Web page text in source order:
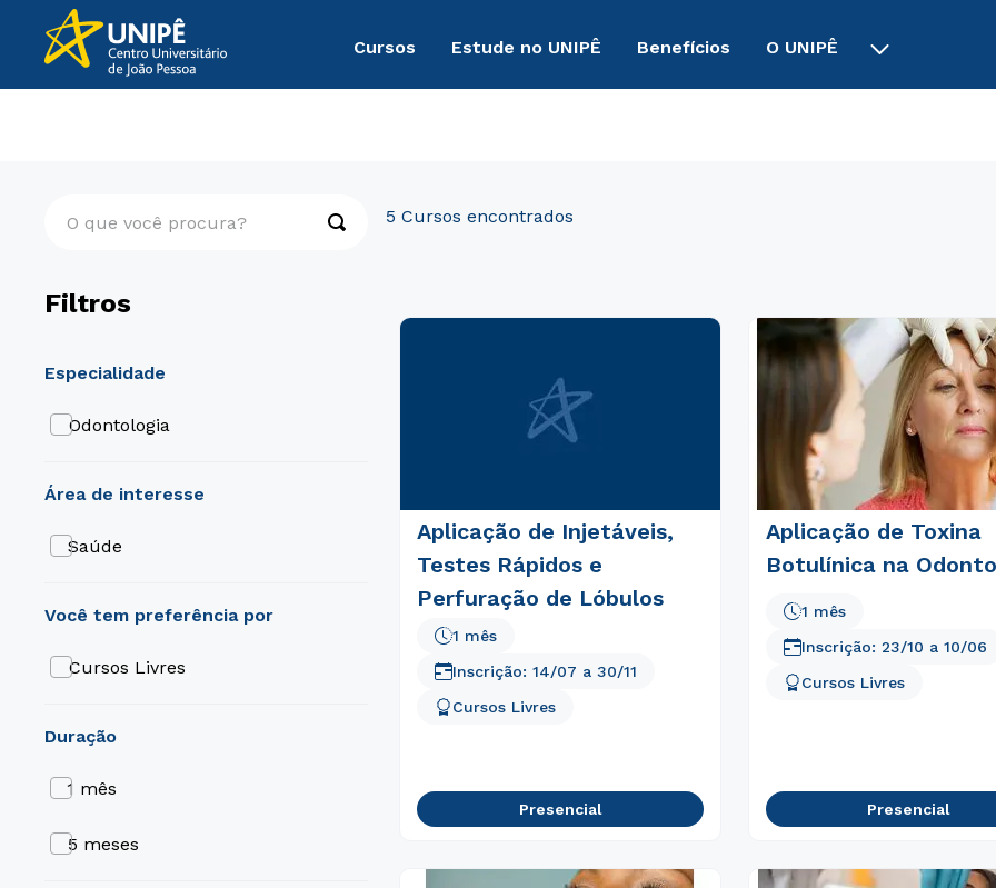
Cursos Estude no UNIPÊ Benefícios O UNIPÊ
Filtros
área de interesse
Saúde
duração
1 mês
5 meses
especialidade
Odontologia
Cursos Livres
5
Aplicação de Injetáveis,
Testes Rápidos e
Perfuração de Lóbulos
1 mês
Cursos Livres
Inscrição:14/07 a 30/11
Presencial
Aplicação de Toxina
Botulínica na
1 mês
Cursos Livres
Inscrição: 23/10 a 10/06
Presencial